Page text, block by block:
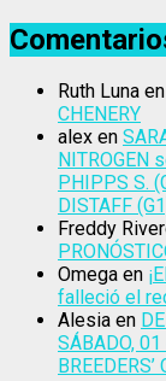
Ruth Luna en
CHENERY
alex en
NITROGEN
PHIPPS S.
DISTAFF
Freddy
Omega en
falleció el
Alesia en
SÁBADO,